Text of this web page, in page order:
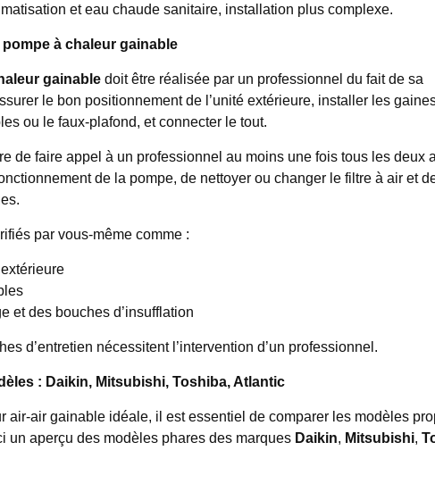
et eau chaude sanitaire, installation plus complexe.
pompe à chaleur gainable
gainable doit être réalisée par un professionnel du fait de sa
le bon positionnement de l’unité extérieure, installer les
ou le faux-plafond, et connecter le tout.
de faire appel à un professionnel au moins une fois tous les deux
de la pompe, de nettoyer ou changer le filtre à air et
par vous-même comme :
et des bouches d’insufflation
d’entretien nécessitent l’intervention d’un professionnel.
: Daikin, Mitsubishi, Toshiba, Atlantic
air-air gainable idéale, il est essentiel de comparer les modèles
un aperçu des modèles phares des marques Daikin, Mitsubishi,